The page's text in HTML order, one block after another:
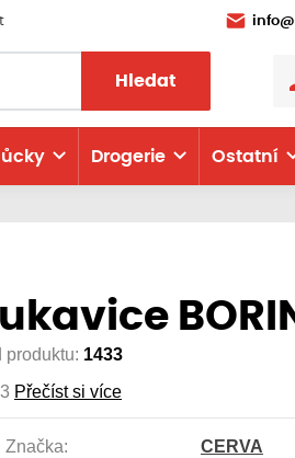
Hledat
Drogerie Ostatní
produktu: 1433
Přečíst si více
Značka: CERVA